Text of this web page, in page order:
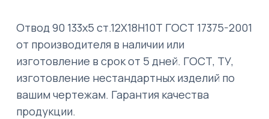
Отвод 90 133х5 ст.12Х18Н10Т ГОСТ 17375-2001
от производителя в наличии или
изготовление в срок от 5 дней. ГОСТ, ТУ,
изготовление нестандартных изделий по
вашим чертежам. Гарантия качества
продукции.